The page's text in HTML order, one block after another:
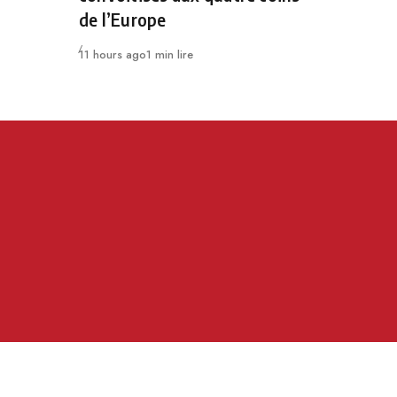
de l’Europe
Publié
11 hours ago1 min lire